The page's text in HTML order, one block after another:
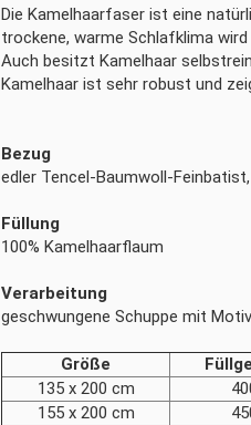
Die Kamelhaarfaser ist eine
trockene, warme Schlafklima
Auch besitzt Kamelhaar
Kamelhaar ist sehr robust und
Bezug
edler Tencel-Baumwoll-
Füllung
100% Kamelhaarflaum
Verarbeitung
geschwungene Schuppe mit
Größe
135 x 200 cm
155 x 200 cm